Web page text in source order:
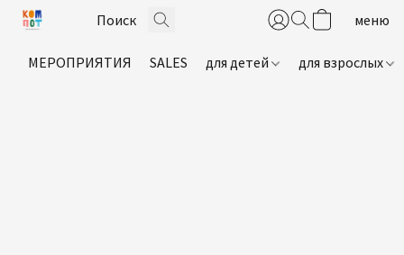
МЕРОПРИЯТИЯ SALES для детей для взрослых